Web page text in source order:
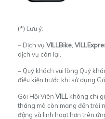
(*) Lưu ý:
– Dịch vụ VILLBike,
dịch vụ còn lại.
– Quý khách vui lòng Quý
điều kiện trước khi sử dụng
Gói Hội Viên VILLkhông chỉ
tháng mà còn mang đến trải
động và linh hoạt hơn trên